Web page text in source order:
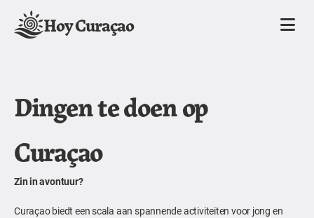
Hoy Curaçao
Dingen te doen op
Curaçao
Zin in avontuur?
Curaçao biedt een scala aan spannende activiteiten voor jong en